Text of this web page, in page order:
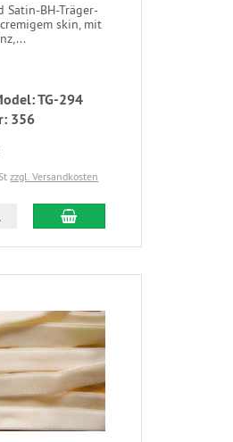
Satin-BH-Träger-
skin, mit
TG-294
356
zzgl. Versandkosten